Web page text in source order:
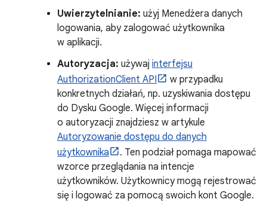
Uwierzytelnianie: użyj Menedżera danych
logowania, aby zalogować użytkownika
w aplikacji.
Autoryzacja: używaj interfejsu
AuthorizationClient API
w przypadku
konkretnych działań, np. uzyskiwania dostępu
do Dysku Google. Więcej informacji
o autoryzacji znajdziesz w artykule
Autoryzowanie dostępu do danych
użytkownika
. Ten podział pomaga mapować
wzorce przeglądania na intencje
użytkowników. Użytkownicy mogą rejestrować
się i logować za pomocą swoich kont Google.